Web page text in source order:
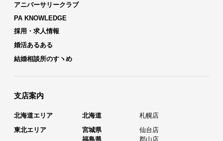
アニバーサリークラブ
PA KNOWLEDGE
採用・求人情報
婚活あるある
結婚相談所のすヽめ
支店案内
北海道エリア 北海道
札幌店
東北エリア
宮城県
仙台店
福島県
郡山店